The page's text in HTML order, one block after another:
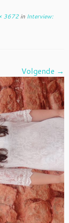
3672 in Interview:
Volgende →